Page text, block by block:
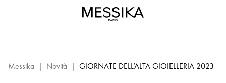
AltaMessika | Novità | GIORNATE DELL’ALTA GIOIELLERIA 2023